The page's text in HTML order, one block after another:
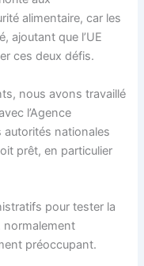
alimentaire, car les
ajoutant que l’UE
ces deux défis.
nous avons travaillé
l’Agence
autorités nationales
prêt, en particulier
pour tester la
normalement
préoccupant.